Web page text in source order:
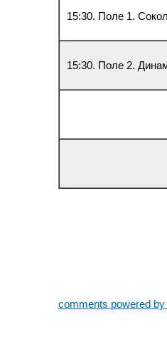
15:30. Поле 1.
15:30. Поле 2.
comments powered